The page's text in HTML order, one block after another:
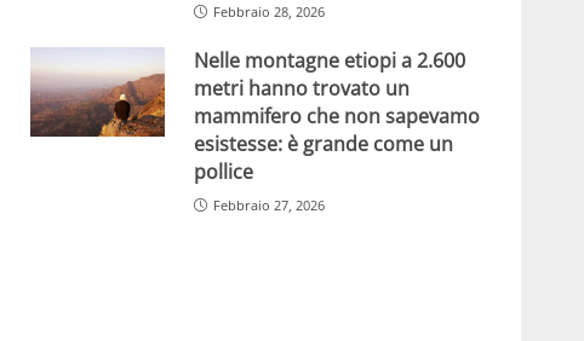
Febbraio 28, 2026
Nelle montagne etiopi a 2.600
metri hanno trovato un
mammifero che non sapevamo
esistesse: è grande come un
pollice
Febbraio 27, 2026